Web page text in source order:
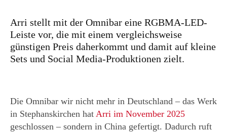
Arri stellt mit der Omnibar eine RGBMA-LED-
Leiste vor, die mit einem vergleichsweise
günstigen Preis daherkommt und damit auf kleine
Sets und Social Media-Produktionen zielt.
Die Omnibar wir nicht mehr in Deutschland – das Werk
in Stephanskirchen hat Arri im November 2025
geschlossen – sondern in China gefertigt. Dadurch ruft